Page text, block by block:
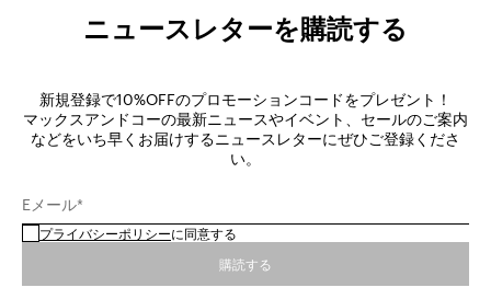
ニュースレターを購読する
新規登録で10%OFFのプロモーションコードをプレゼント！
マックスアンドコーの最新ニュースやイベント、セールのご案内
などをいち早くお届けするニュースレターにぜひご登録くださ
い。
Eメール*
プライバシーポリシーに同意する
購読する